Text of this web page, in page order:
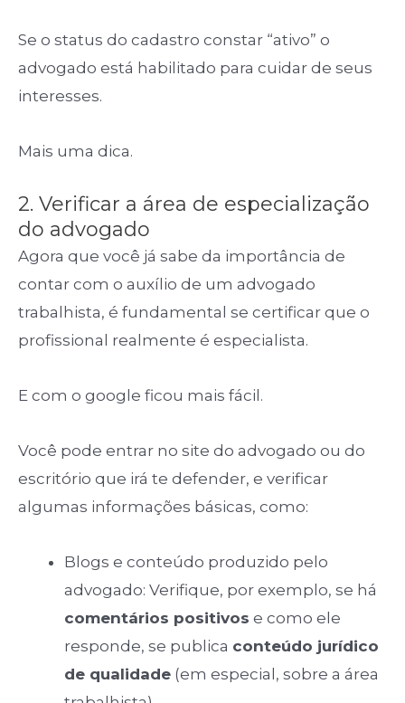
Se o status do cadastro constar “ativo” o
advogado está habilitado para cuidar de seus
interesses.
Mais uma dica.
2. Verificar a área de especialização
do advogado
Agora que você já sabe da importância de
contar com o auxílio de um advogado
trabalhista, é fundamental se certificar que o
profissional realmente é especialista.
E com o google ficou mais fácil.
Você pode entrar no site do advogado ou do
escritório que irá te defender, e verificar
algumas informações básicas, como:
Blogs e conteúdo produzido pelo
advogado: Verifique, por exemplo, se há
comentários positivos e como ele
responde, se publica conteúdo jurídico
de qualidade (em especial, sobre a área